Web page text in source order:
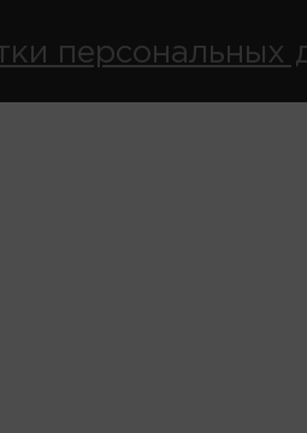
персональных